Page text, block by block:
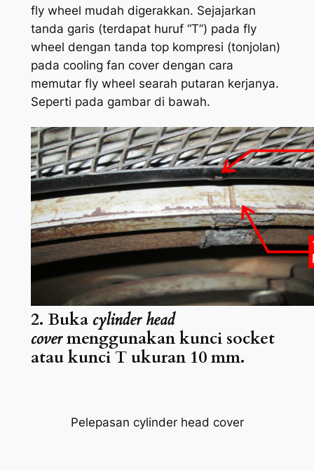
fly wheel mudah digerakkan. Sejajarkan
tanda garis (terdapat huruf “T”) pada fly
wheel dengan tanda top kompresi (tonjolan)
pada cooling fan cover dengan cara
memutar fly wheel searah putaran kerjanya.
Seperti pada gambar di bawah.
2. Bukacylinder head
covermenggunakan kunci socket
atau kunci T ukuran 10 mm.
Pelepasan cylinder head cover